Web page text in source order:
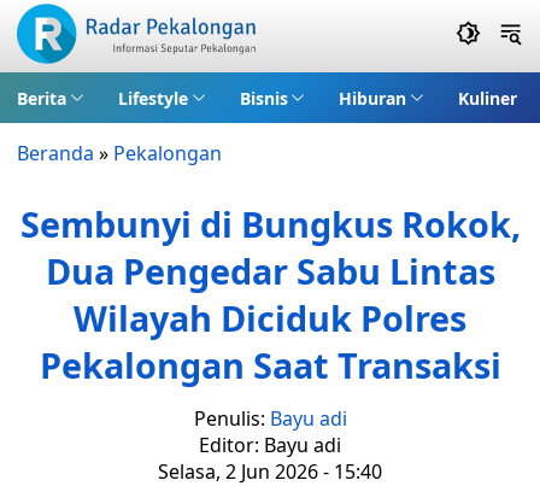
Berita Lifestyle Bisnis Hiburan Kuliner
Beranda » Pekalongan
Sembunyi di Bungkus Rokok,
Dua Pengedar Sabu Lintas
Wilayah Diciduk Polres
Pekalongan Saat Transaksi
Penulis: Bayu adi
Editor: Bayu adi
Selasa, 2 Jun 2026 - 15:40